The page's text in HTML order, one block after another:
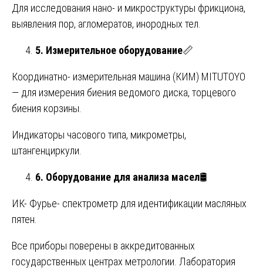
Для исследования нано- и микроструктуры фрикциона,
выявления пор, агломератов, инородных тел.
5. Измерительное оборудование📏
Координатно- измерительная машина (КИМ) MITUTOYO
— для измерения биения ведомого диска, торцевого
биения корзины.
Индикаторы часового типа, микрометры,
штангенциркули.
6. Оборудование для анализа масел🛢️
ИК- Фурье- спектрометр для идентификации масляных
пятен.
Все приборы поверены в аккредитованных
государственных центрах метрологии. Лаборатория